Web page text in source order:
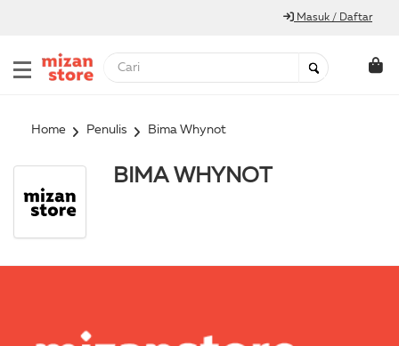
Masuk / Daftar
Home Penulis Bima Whynot
BIMA WHYNOT